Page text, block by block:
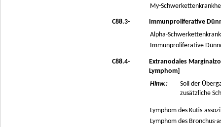
My-
C88.3-
Immunproliferative
Alpha-
Immunproliferative
C88.4-
Extranodales
Lymphom]
Hinw.:
Soll der
zusätzliche
Lymphom des Kutis-
Lymphom des Bronchus-